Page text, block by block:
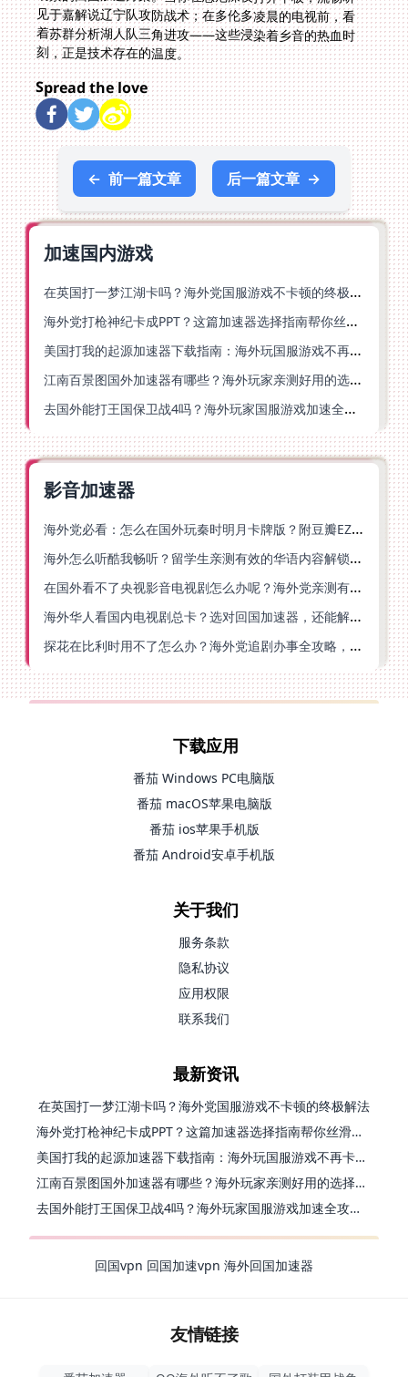
刻，正是技术存在的温度。
Spread the love
← 前一篇文章 后一篇文章 →
加速国内游戏
在英国打一梦江湖卡吗？海外党国服游戏不卡顿的终极解法
海外党打枪神纪卡成PPT？这篇加速器选择指南帮你丝滑上分
美国打我的起源加速器下载指南：海外玩国服游戏不再卡的终极方案
江南百景图国外加速器有哪些？海外玩家亲测好用的选择与避坑指南
去国外能打王国保卫战4吗？海外玩家国服游戏加速全攻略（附公主连结幻想江湖实测）
影音加速器
海外党必看：怎么在国外玩秦时明月卡牌版？附豆瓣EZCast地区限制破解法
海外怎么听酷我畅听？留学生亲测有效的华语内容解锁指南
在国外看不了央视影音电视剧怎么办呢？海外党亲测有效的回国加速方案
海外华人看国内电视剧总卡？选对回国加速器，还能解决菲律宾打不开反诈中心的问题
探花在比利时用不了怎么办？海外党追剧办事全攻略，选对加速器就够了
下载应用
番茄 Windows PC电脑版
番茄 macOS苹果电脑版
番茄 ios苹果手机版
番茄 Android安卓手机版
关于我们
服务条款
隐私协议
应用权限
联系我们
最新资讯
在英国打一梦江湖卡吗？海外党国服游戏不卡顿的终极解法
海外党打枪神纪卡成PPT？这篇加速器选择指南帮你丝滑上分
美国打我的起源加速器下载指南：海外玩国服游戏不再卡的终极方案
江南百景图国外加速器有哪些？海外玩家亲测好用的选择与避坑指南
去国外能打王国保卫战4吗？海外玩家国服游戏加速全攻略（附公主连结幻想江湖实测）
回国vpn 回国加速vpn 海外回国加速器
友情链接